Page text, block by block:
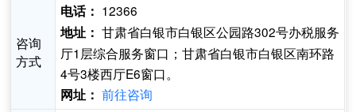
咨询
方式
电话： 12366
地址： 甘肃省白银市白银区公园路302号办税服务
厅1层综合服务窗口；甘肃省白银市白银区南环路
4号3楼西厅E6窗口。
网址： 前往咨询